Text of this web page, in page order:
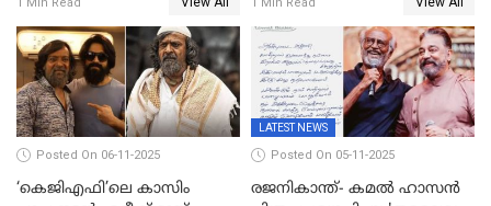
മലയാളത്തില്‍നിന്ന്
ഏകചിത്രമായി 'എആര്‍എം';
Posted On 06-11-2025
‘കെജിഎഫി’ലെ കാസിം
LATEST NEWS
Posted On 05-11-2025
രജനികാന്ത്- കമൽ ഹാസൻ